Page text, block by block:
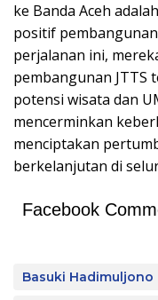
ke Banda Aceh
positif
perjalanan ini,
pembangunan JTTS
potensi wisata dan
mencerminkan
menciptakan
berkelanjutan di
Facebook
Basuki Hadimuljono